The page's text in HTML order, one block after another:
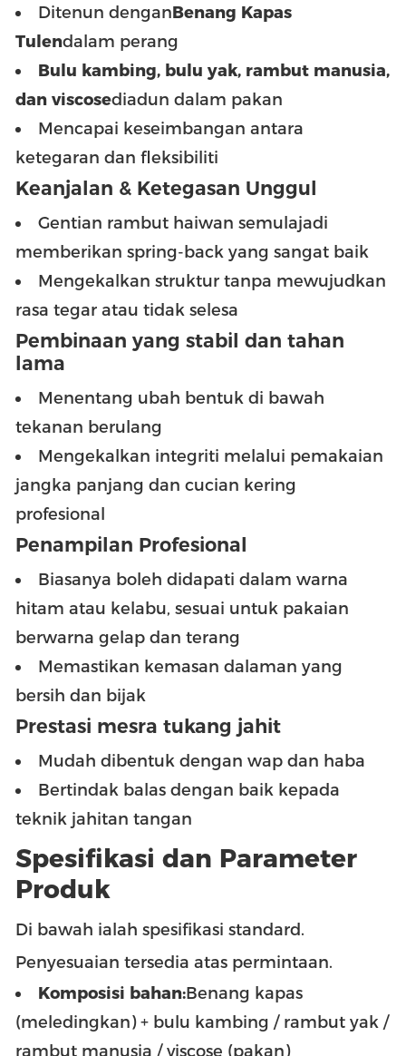
Ditenun denganBenang Kapas
Tulendalam perang
Bulu kambing, bulu yak, rambut manusia,
dan viscosediadun dalam pakan
Mencapai keseimbangan antara
ketegaran dan fleksibiliti
Keanjalan & Ketegasan Unggul
Gentian rambut haiwan semulajadi
memberikan spring-back yang sangat baik
Mengekalkan struktur tanpa mewujudkan
rasa tegar atau tidak selesa
Pembinaan yang stabil dan tahan
lama
Menentang ubah bentuk di bawah
tekanan berulang
Mengekalkan integriti melalui pemakaian
jangka panjang dan cucian kering
profesional
Penampilan Profesional
Biasanya boleh didapati dalam warna
hitam atau kelabu, sesuai untuk pakaian
berwarna gelap dan terang
Memastikan kemasan dalaman yang
bersih dan bijak
Prestasi mesra tukang jahit
Mudah dibentuk dengan wap dan haba
Bertindak balas dengan baik kepada
teknik jahitan tangan
Spesifikasi dan Parameter
Produk
Di bawah ialah spesifikasi standard.
Penyesuaian tersedia atas permintaan.
Komposisi bahan:Benang kapas
(meledingkan) + bulu kambing / rambut yak /
rambut manusia / viscose (pakan)